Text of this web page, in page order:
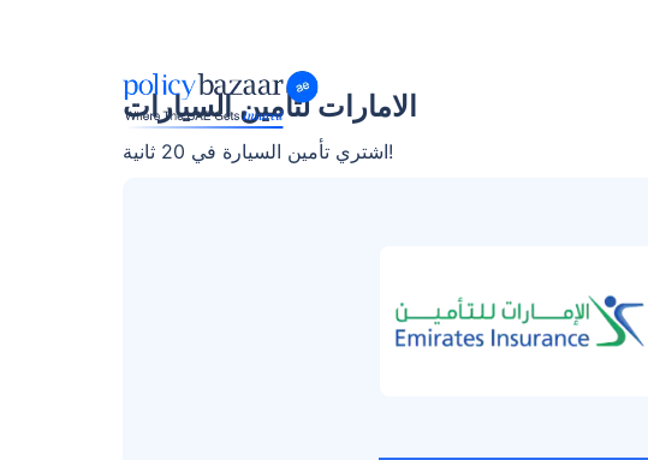
الامارات لتأمين السيارات
اشتري تأمين السيارة في 20 ثانية!